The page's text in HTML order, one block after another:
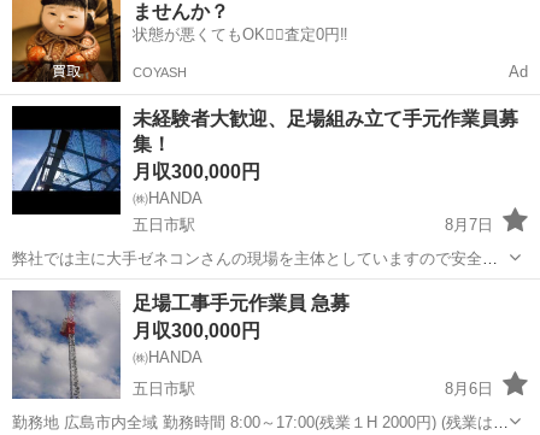
今までの経験を活かし、施工...
ませんか？
状態が悪くてもOK🙆‍♀️査定0円‼️
COYASH Ad
未経験者大歓迎、足場組み立て手元作業員募
集！
月収300,000円
㈱HANDA
五日市駅
8月7日
弊社では主に大手ゼネコンさんの現場を主体としていますので安全
面、衛生面共に充実しております。 又、資格等の取得もバックアップ
しており、貴方の手に職を付ける良い機会だと思っております。 作業
的には足場組み立て、解体作業の手元作...
広島 広島市 五日市駅 土木 足場
足場工事手元作業員 急募
月収300,000円
㈱HANDA
五日市駅
8月6日
勤務地 広島市内全域 勤務時間 8:00～17:00(残業１H 2000円) (残業は滅